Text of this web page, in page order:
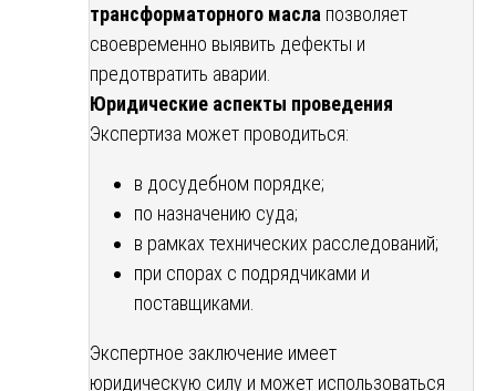
трансформаторного масла позволяет
своевременно выявить дефекты и
предотвратить аварии.
Юридические аспекты проведения
Экспертиза может проводиться:
в досудебном порядке;
по назначению суда;
в рамках технических расследований;
при спорах с подрядчиками и
поставщиками.
Экспертное заключение имеет
юридическую силу и может использоваться